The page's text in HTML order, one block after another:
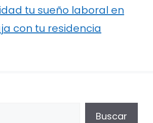
tu sueño laboral en
con tu residencia
Buscar